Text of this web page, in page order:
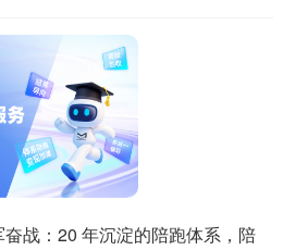
战：20 年沉淀的陪跑体系，陪